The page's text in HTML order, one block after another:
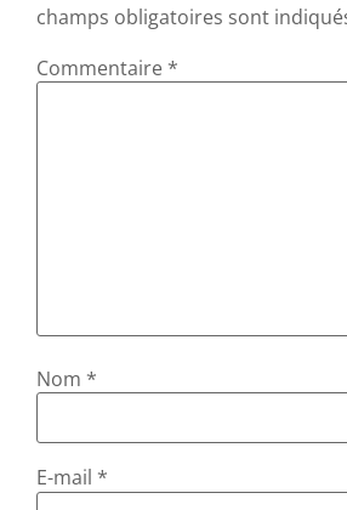
champs obligatoires sont
Commentaire *
Nom *
E-mail *